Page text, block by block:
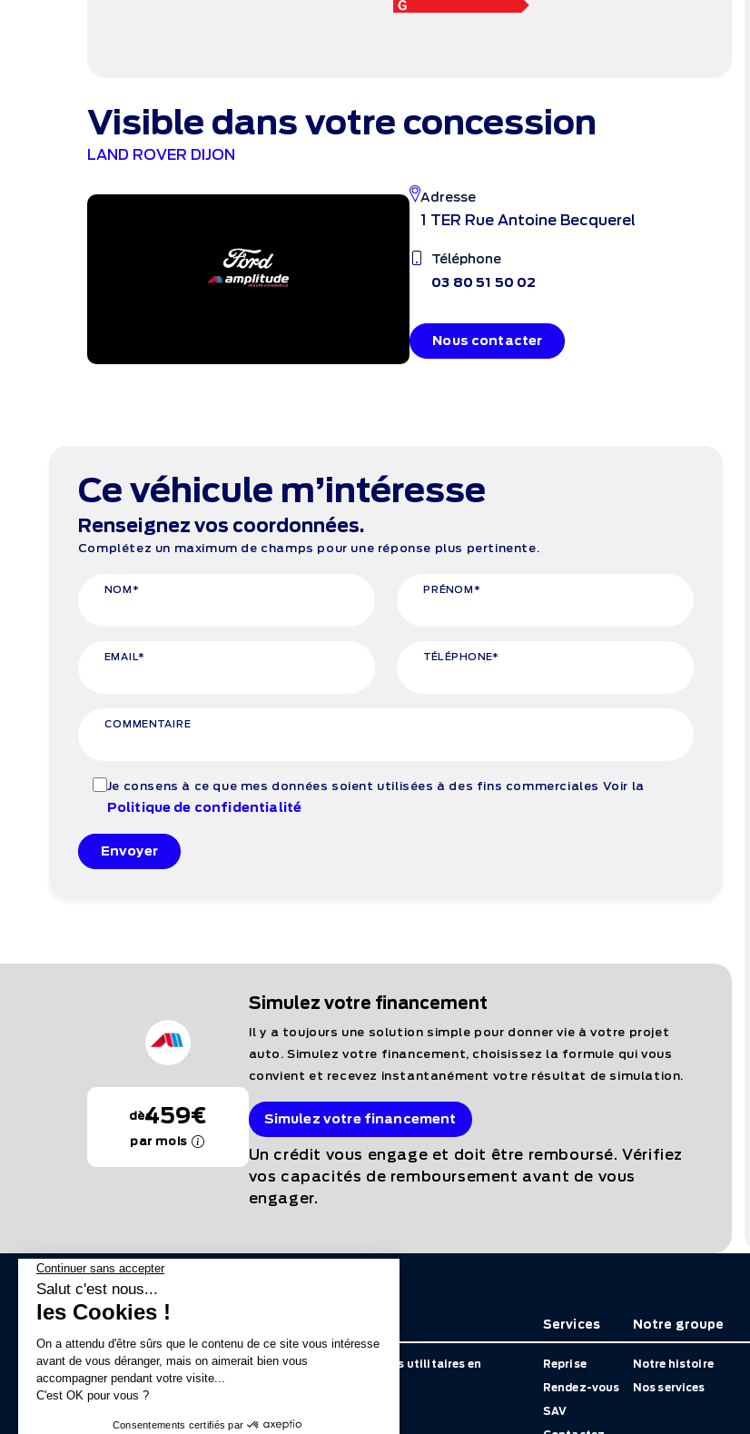
Visible dans votre concession
LAND ROVER DIJON
Adresse
1 TER Rue Antoine Becquerel
Téléphone
03 80 51 50 02
Nous contacter
Ce véhicule m’intéresse
Renseignez vos coordonnées.
Complétez un maximum de champs pour une réponse plus pertinente.
NOM* PRÉNOM*
EMAIL* TÉLÉPHONE*
COMMENTAIRE
Je consens à ce que mes données soient utilisées à des fins commerciales Voir la
Politique de confidentialité
Envoyer
dès459€
par mois
Simulez votre financement
Il y a toujours une solution simple pour donner vie à votre projet
auto. Simulez votre financement, choisissez la formule qui vous
convient et recevez instantanément votre résultat de simulation.
Simulez votre financement
Un crédit vous engage et doit être remboursé. Vérifiez
vos capacités de remboursement avant de vous
engager.
Point de vente du Groupe
Amplitude
Voitures d'occasion
Véhicules utilitaires en
Services
Reprise
Rendez-vous
SAV
Notre groupe
Notre histoire
Nos services